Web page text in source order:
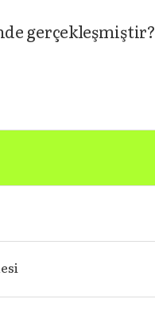
gerçekleşmiştir?